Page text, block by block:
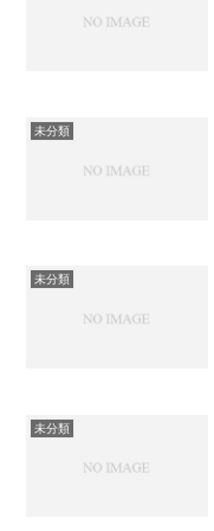
未分類
未分類
未分類